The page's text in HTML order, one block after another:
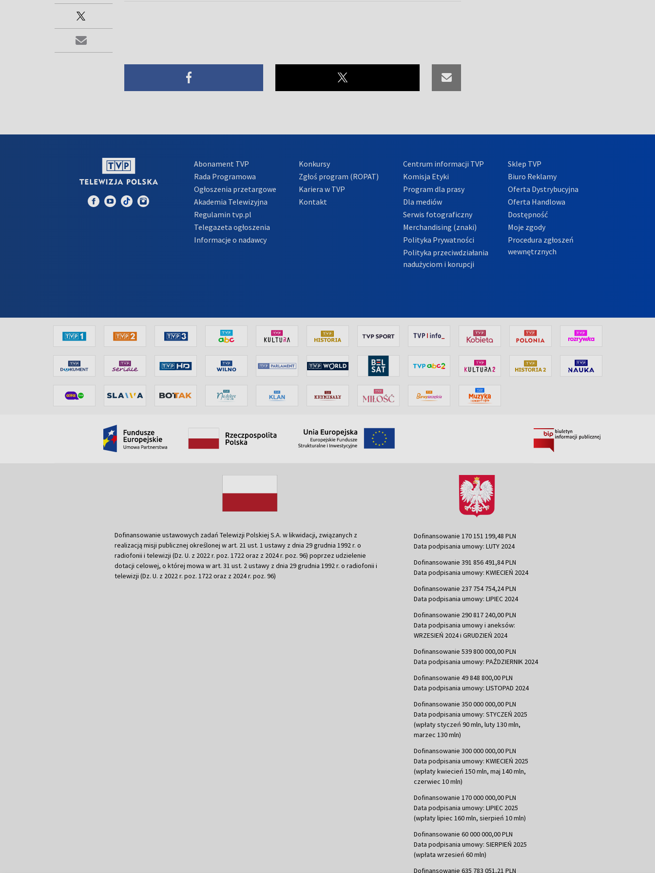
Abonament TVP
Rada Programowa
Ogłoszenia przetargowe
Akademia Telewizyjna
Regulamin tvp.pl
Telegazeta ogłoszenia
Informacje o nadawcy
Konkursy
Zgłoś program (ROPAT)
Kariera w TVP
Kontakt
Centrum informacji TVP
Komisja Etyki
Program dla prasy
Dla mediów
Serwis fotograficzny
Merchandising (znaki)
Polityka Prywatności
Polityka przeciwdziałania
nadużyciom i korupcji
Sklep TVP
Biuro Reklamy
Oferta Dystrybucyjna
Oferta Handlowa
Dostępność
Moje zgody
Procedura zgłoszeń
wewnętrznych
Dofinansowanie ustawowych zadań Telewizji Polskiej S.A. w likwidacji, związanych z
realizacją misji publicznej określonej w art. 21 ust. 1 ustawy z dnia 29 grudnia 1992 r. o
radiofonii i telewizji (Dz. U. z 2022 r. poz. 1722 oraz z 2024 r. poz. 96) poprzez udzielenie
dotacji celowej, o której mowa w art. 31 ust. 2 ustawy z dnia 29 grudnia 1992 r. o radiofonii i
telewizji (Dz. U. z 2022 r. poz. 1722 oraz z 2024 r. poz. 96)
Dofinansowanie 170 151 199,48 PLN
Data podpisania umowy: LUTY 2024
Dofinansowanie 391 856 491,84 PLN
Data podpisania umowy: KWIECIEŃ 2024
Dofinansowanie 237 754 754,24 PLN
Data podpisania umowy: LIPIEC 2024
Dofinansowanie 290 817 240,00 PLN
Data podpisania umowy i aneksów:
WRZESIEŃ 2024 i GRUDZIEŃ 2024
Dofinansowanie 539 800 000,00 PLN
Data podpisania umowy: PAŹDZIERNIK 2024
Dofinansowanie 49 848 800,00 PLN
Data podpisania umowy: LISTOPAD 2024
Dofinansowanie 350 000 000,00 PLN
Data podpisania umowy: STYCZEŃ 2025
(wpłaty styczeń 90 mln, luty 130 mln,
marzec 130 mln)
Dofinansowanie 300 000 000,00 PLN
Data podpisania umowy: KWIECIEŃ 2025
(wpłaty kwiecień 150 mln, maj 140 mln,
czerwiec 10 mln)
Dofinansowanie 170 000 000,00 PLN
Data podpisania umowy: LIPIEC 2025
(wpłaty lipiec 160 mln, sierpień 10 mln)
Dofinansowanie 60 000 000,00 PLN
Data podpisania umowy: SIERPIEŃ 2025
(wpłata wrzesień 60 mln)
Dofinansowanie 635 783 051,21 PLN